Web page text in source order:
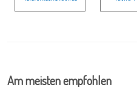
Am meisten empfohlen